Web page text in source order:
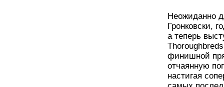
Неожиданно
Гронковски,
а теперь
финишной
отчаянную
настигая